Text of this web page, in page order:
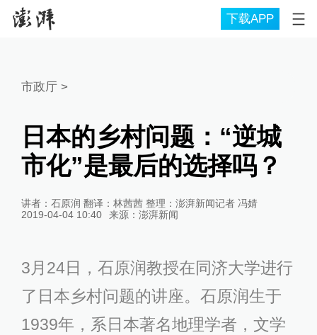
下载APP
市政厅>
日本的乡村问题：“逆城
市化”是最后的选择吗？
讲者：石原润 翻译：林茜茜 整理：澎湃新闻记者 冯婧
2019-04-04 10:40
来源： 澎湃新闻
3月24日，石原润教授在同济大学进行
了日本乡村问题的讲座。石原润生于
1939年，系日本著名地理学者，文学